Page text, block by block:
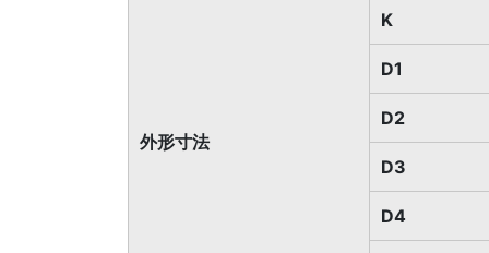
外形寸法
K
D1
D2
D3
D4